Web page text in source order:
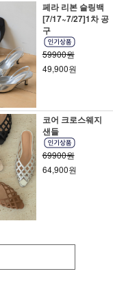
페라 리본 슬링백
[7/17~7/27]1차 공
구
59900원
49,900원
코어 크로스웨지
샌들
69900원
64,900원